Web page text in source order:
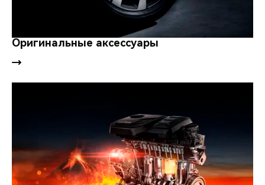
Оригинальные аксессуары